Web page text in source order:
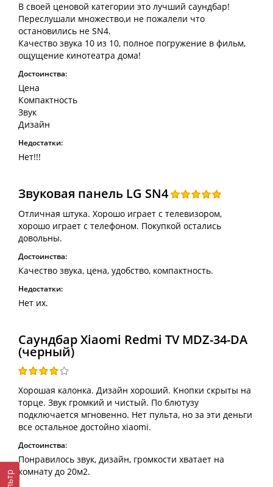
В своей ценовой категории это лучший саундбар!
Переслушали множество,и не пожалели что
остановились не SN4.
Качество звука 10 из 10, полное погружение в фильм,
ощущение кинотеатра дома!
Достоинства:
Цена
Компактность
Звук
Дизайн
Недостатки:
Нет!!!
Звуковая панель LG SN4
Отличная штука. Хорошо играет с телевизором,
хорошо играет с телефоном. Покупкой остались
довольны.
Достоинства:
Качество звука, цена, удобство, компактность.
Недостатки:
Нет их.
Саундбар Xiaomi Redmi TV MDZ-34-DA
(черный)
Хорошая калонка. Дизайн хороший. Кнопки скрыты на
торце. Звук громкий и чистый. По блютузу
подключается мгновенно. Нет пульта, но за эти деньги
все остальное достойно xiaomi.
Достоинства:
Понравилось звук, дизайн, громкости хватает на
комнату до 20м2.